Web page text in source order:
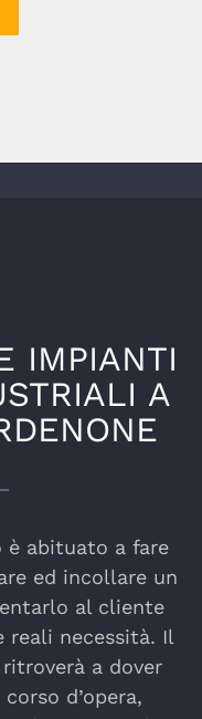
IMPIANTI
A
abituato a fare
ed incollare un
al cliente
reali necessità. Il
a dover
d’opera,